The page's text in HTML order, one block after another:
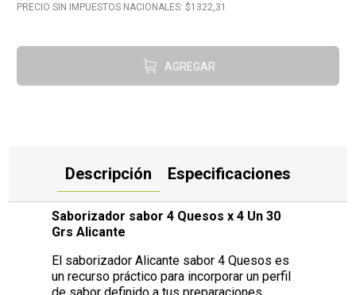
PRECIO SIN IMPUESTOS NACIONALES: $1322,31
AGREGAR
Descripción Especificaciones
Saborizador sabor 4 Quesos x 4 Un 30
Grs Alicante
El saborizador Alicante sabor 4 Quesos es
un recurso práctico para incorporar un perfil